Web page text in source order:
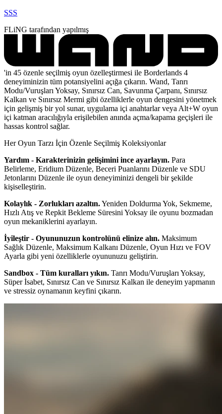
SSS
FLiNG tarafından yapılmış
'in 45 özenle seçilmiş oyun özelleştirmesi ile Borderlands 4
deneyiminizin tüm potansiyelini açığa çıkarın. Wand, Tanrı
Modu/Vuruşları Yoksay, Sınırsız Can, Savunma Çarpanı, Sınırsız
Kalkan ve Sınırsız Mermi gibi özelliklerle oyun dengesini yönetmek
için gelişmiş bir yol sunar, uygulama içi anahtarlar veya Alt+W oyun
içi katman aracılığıyla erişilebilen anında açma/kapama geçişleri ile
hassas kontrol sağlar.
Her Oyun Tarzı İçin Özenle Seçilmiş Koleksiyonlar
Yardım - Karakterinizin gelişimini ince ayarlayın. Para
Belirleme, Eridium Düzenle, Beceri Puanlarını Düzenle ve SDU
Jetonlarını Düzenle ile oyun deneyiminizi dengeli bir şekilde
kişiselleştirin.
Kolaylık - Zorlukları azaltın.Yeniden Doldurma Yok, Sekmeme,
Hızlı Atış ve Repkit Bekleme Süresini Yoksay ile oyunu bozmadan
oyun mekaniklerini ayarlayın.
İyileştir - Oyununuzun kontrolünü elinize alın. Maksimum
Sağlık Düzenle, Maksimum Kalkanı Düzenle, Oyun Hızı ve FOV
Ayarla gibi yeni özelliklerle oyununuzu geliştirin.
Sandbox - Tüm kuralları yıkın. Tanrı Modu/Vuruşları Yoksay,
Süper İsabet, Sınırsız Can ve Sınırsız Kalkan ile deneyim yapmanın
ve stressiz oynamanın keyfini çıkarın.